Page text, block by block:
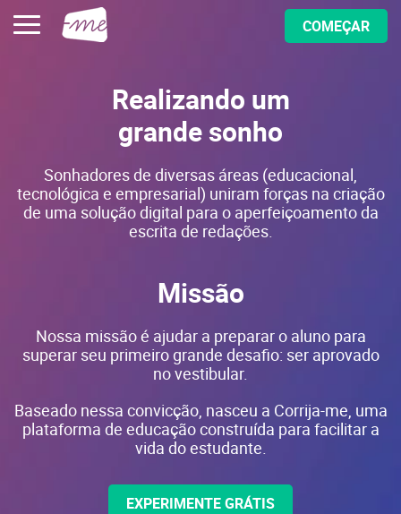
COMEÇAR
Realizando um
grande sonho
Sonhadores de diversas áreas (educacional,
tecnológica e empresarial) uniram forças na criação
de uma solução digital para o aperfeiçoamento da
escrita de redações.
Missão
Nossa missão é ajudar a preparar o aluno para
superar seu primeiro grande desafio: ser aprovado
no vestibular.
Baseado nessa convicção, nasceu a Corrija-me, uma
plataforma de educação construída para facilitar a
vida do estudante.
EXPERIMENTE GRÁTIS